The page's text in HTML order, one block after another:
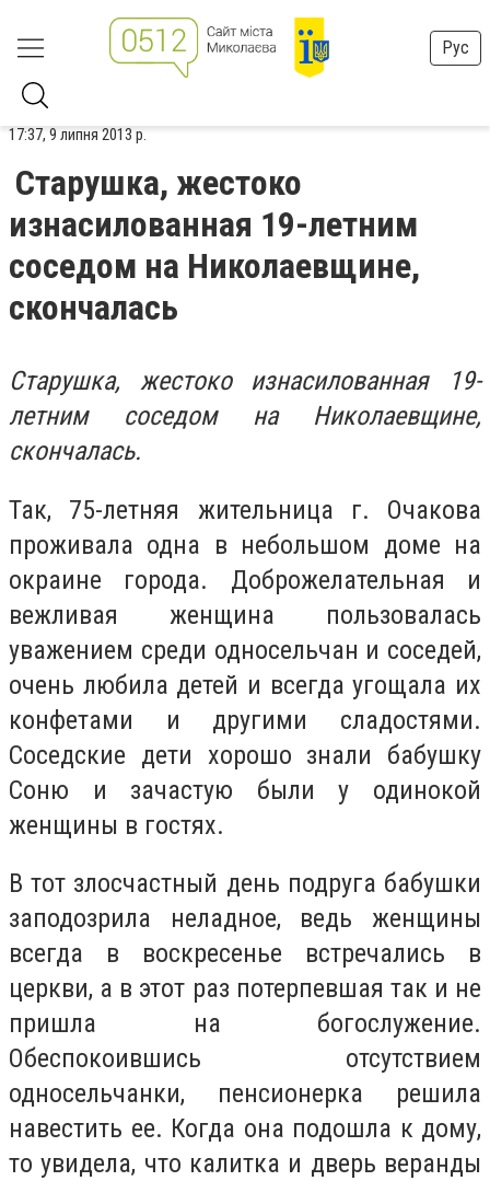
Рус
17:37, 9 липня 2013 р.
Старушка, жестоко
изнасилованная 19-летним
соседом на Николаевщине,
скончалась
Старушка, жестоко изнасилованная 19-
летним соседом на Николаевщине,
скончалась.
Так, 75-летняя жительница г. Очакова
проживала одна в небольшом доме на
окраине города. Доброжелательная и
вежливая женщина пользовалась
уважением среди односельчан и соседей,
очень любила детей и всегда угощала их
конфетами и другими сладостями.
Соседские дети хорошо знали бабушку
Соню и зачастую были у одинокой
женщины в гостях.
В тот злосчастный день подруга бабушки
заподозрила неладное, ведь женщины
всегда в воскресенье встречались в
церкви, а в этот раз потерпевшая так и не
пришла на богослужение.
Обеспокоившись отсутствием
односельчанки, пенсионерка решила
навестить ее. Когда она подошла к дому,
то увидела, что калитка и дверь веранды